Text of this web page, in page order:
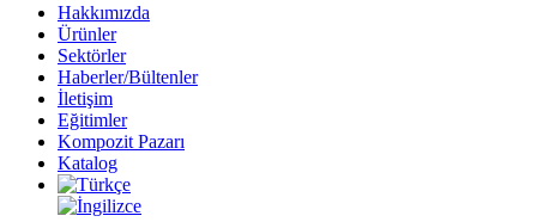
Hakkımızda
Ürünler
Sektörler
Haberler/Bültenler
İletişim
Eğitimler
Kompozit Pazarı
Katalog